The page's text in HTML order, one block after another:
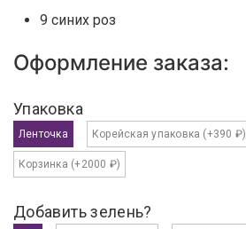
9 синих роз
Оформление заказа:
Упаковка
Ленточка Корейская упаковка (+390 ₽)
Корзинка (+2000 ₽)
Добавить зелень?